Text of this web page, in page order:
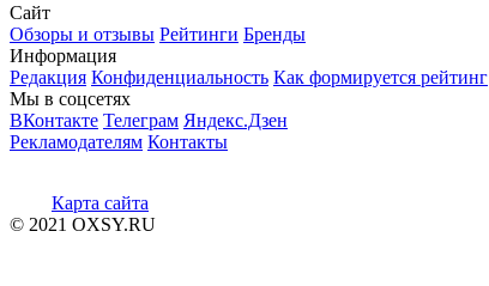
Сайт
Обзоры и отзывы Рейтинги Бренды
Информация
Редакция Конфиденциальность Как формируется рейтинг
Мы в соцсетях
ВКонтакте Телеграм Яндекс.Дзен
Рекламодателям Контакты
Карта сайта
© 2021 OXSY.RU